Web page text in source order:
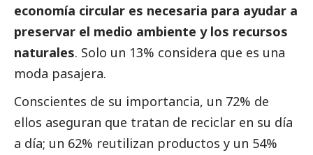
economía circular es necesaria para ayudar a
preservar el medio ambiente y los recursos
naturales. Solo un 13% considera que es una
moda pasajera.
Conscientes de su importancia, un 72% de
ellos aseguran que tratan de reciclar en su día
a día; un 62% reutilizan productos y un 54%